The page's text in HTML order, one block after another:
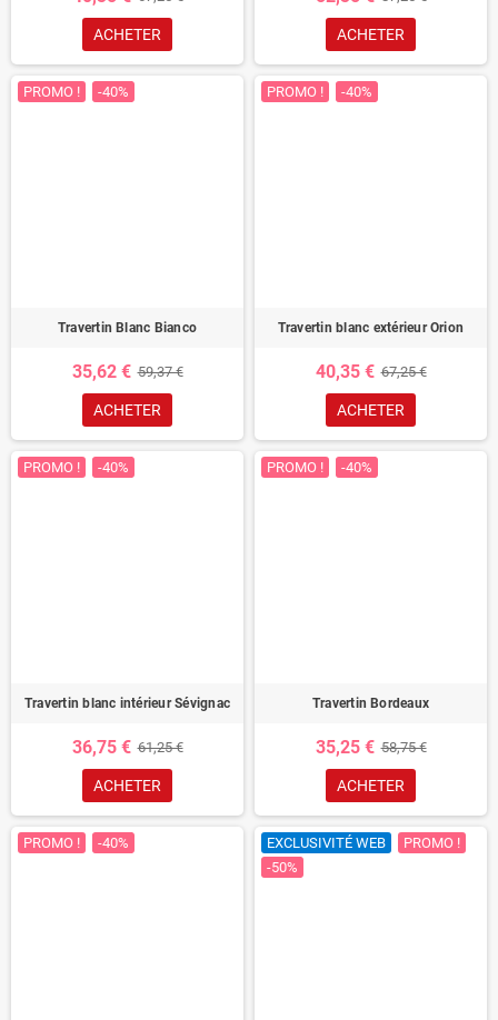
ACHETER ACHETER
PROMO ! -40%
Travertin Blanc Bianco
35,62 € 59,37 €
ACHETER
PROMO ! -40%
Travertin blanc extérieur Orion
40,35 € 67,25 €
ACHETER
PROMO ! -40%
Travertin blanc intérieur Sévignac
36,75 € 61,25 €
ACHETER
PROMO ! -40%
Travertin Bordeaux
35,25 € 58,75 €
ACHETER
PROMO ! -40% EXCLUSIVITÉ WEB
PROMO !
-50%